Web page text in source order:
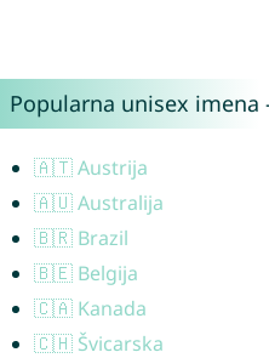
Popularna unisex imena
🇦🇹 Austrija
🇦🇺 Australija
🇧🇷 Brazil
🇧🇪 Belgija
🇨🇦 Kanada
🇨🇭 Švicarska